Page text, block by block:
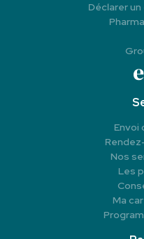
Déclarer
Envoi
Nos
Les
Ma